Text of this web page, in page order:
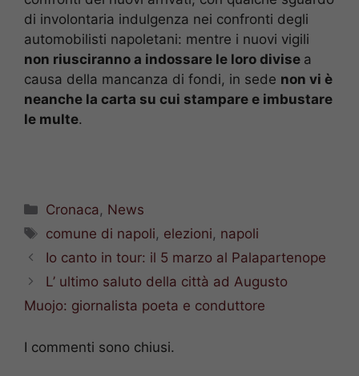
di involontaria indulgenza nei confronti degli
automobilisti napoletani: mentre i nuovi vigili
non riusciranno a indossare le loro divise a
causa della mancanza di fondi, in sede non vi è
neanche la carta su cui stampare e imbustare
le multe.
Categorie
Cronaca, News
Tag
comune di napoli, elezioni, napoli
Io canto in tour: il 5 marzo al Palapartenope
L’ ultimo saluto della città ad Augusto
Muojo: giornalista poeta e conduttore
I commenti sono chiusi.